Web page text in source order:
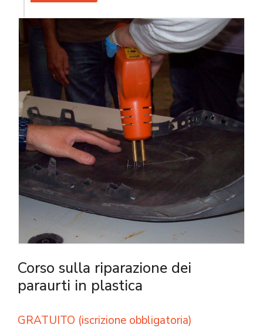
Corso sulla riparazione dei
paraurti in plastica
GRATUITO (iscrizione obbligatoria)